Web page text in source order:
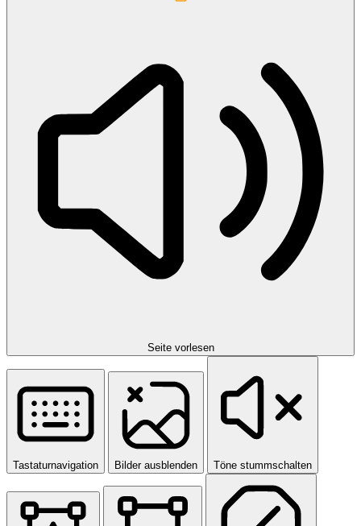
Seite vorlesen
Tastaturnavigation Bilder ausblenden Töne stummschalten